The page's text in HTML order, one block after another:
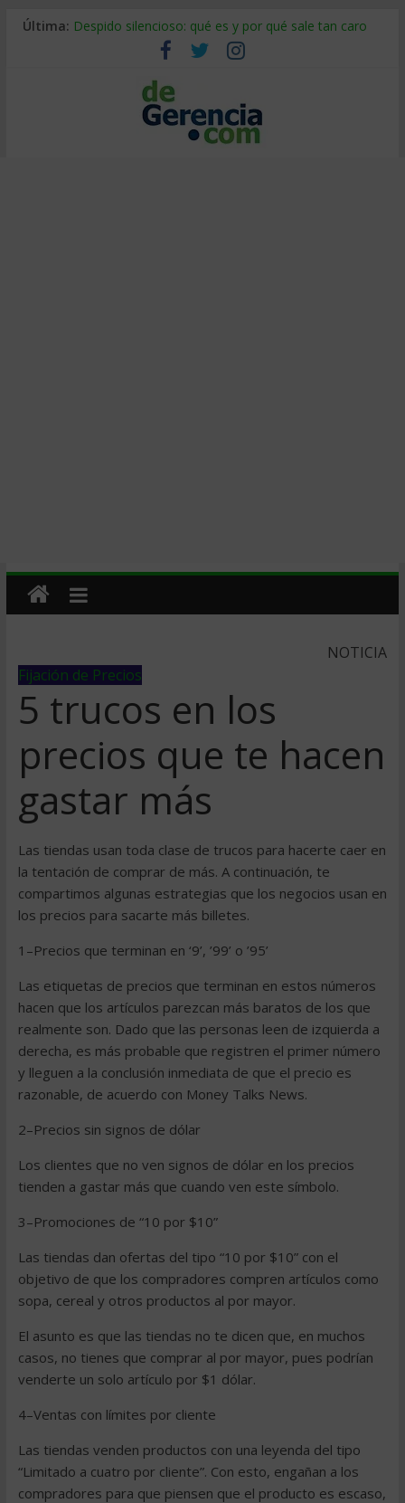
Última: Despido silencioso: qué es y por qué sale tan caro
La economía de Venezuela después del terremoto
Los 8 pasos de Kotter: liderar el cambio sin fracasar
Gestión de proyectos con IA: qué cambia en el oficio
IA y creatividad: cómo evitar que todos piensen igual
NOTICIA
Fijación de Precios
5 trucos en los
precios que te hacen
gastar más
Las tiendas usan toda clase de trucos para hacerte caer en
la tentación de comprar de más. A continuación, te
compartimos algunas estrategias que los negocios usan en
los precios para sacarte más billetes.
1–Precios que terminan en ‘9’, ’99’ o ’95’
Las etiquetas de precios que terminan en estos números
hacen que los artículos parezcan más baratos de los que
realmente son. Dado que las personas leen de izquierda a
derecha, es más probable que registren el primer número
y lleguen a la conclusión inmediata de que el precio es
razonable, de acuerdo con Money Talks News.
2–Precios sin signos de dólar
Los clientes que no ven signos de dólar en los precios
tienden a gastar más que cuando ven este símbolo.
3–Promociones de “10 por $10”
Las tiendas dan ofertas del tipo “10 por $10” con el
objetivo de que los compradores compren artículos como
sopa, cereal y otros productos al por mayor.
El asunto es que las tiendas no te dicen que, en muchos
casos, no tienes que comprar al por mayor, pues podrían
venderte un solo artículo por $1 dólar.
4–Ventas con límites por cliente
Las tiendas venden productos con una leyenda del tipo
“Limitado a cuatro por cliente”. Con esto, engañan a los
compradores para que piensen que el producto es escaso,